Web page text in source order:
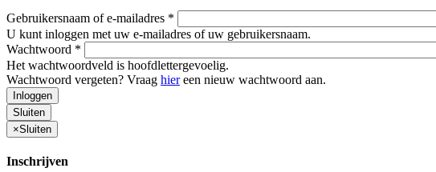
Gebruikersnaam of e-mailadres *
U kunt inloggen met uw e-mailadres of uw gebruikersnaam.
Wachtwoord *
Het wachtwoordveld is hoofdlettergevoelig.
Wachtwoord vergeten? Vraag hiereen nieuw wachtwoord aan.
Inloggen
Sluiten
×Sluiten
Inschrijven